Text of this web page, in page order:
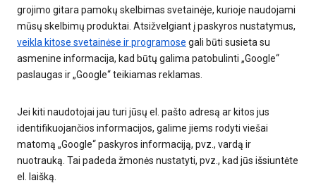
grojimo gitara pamokų skelbimas svetainėje, kurioje naudojami
mūsų skelbimų produktai. Atsižvelgiant į paskyros nustatymus,
veikla kitose svetainėse ir programose gali būti susieta su
asmenine informacija, kad būtų galima patobulinti „Google“
paslaugas ir „Google“ teikiamas reklamas.
Jei kiti naudotojai jau turi jūsų el. pašto adresą ar kitos jus
identifikuojančios informacijos, galime jiems rodyti viešai
matomą „Google“ paskyros informaciją, pvz., vardą ir
nuotrauką. Tai padeda žmonės nustatyti, pvz., kad jūs išsiuntėte
el. laišką.